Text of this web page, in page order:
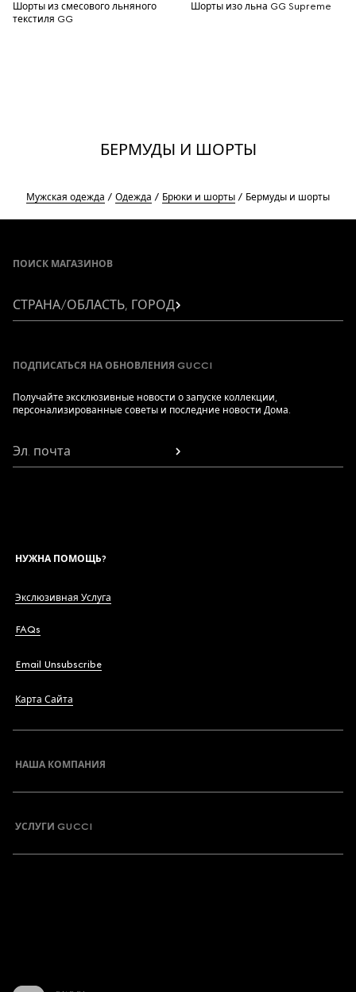
Шорты из смесового льняного
текстиля GG
Шорты изо льна GG Supreme
БЕРМУДЫ И ШОРТЫ
Мужская одежда Одежда Брюки и шорты Бермуды и шорты
ПОИСК МАГАЗИНОВ
СТРАНА/ОБЛАСТЬ, ГОРОД
ПОДПИСАТЬСЯ НА ОБНОВЛЕНИЯ GUCCI
Получайте эксклюзивные новости о запуске коллекции,
персонализированные советы и последние новости Дома.
Эл. почта
НУЖНА ПОМОЩЬ?
Экслюзивная Услуга
FAQs
Email Unsubscribe
Карта Сайта
НАША КОМПАНИЯ
УСЛУГИ GUCCI